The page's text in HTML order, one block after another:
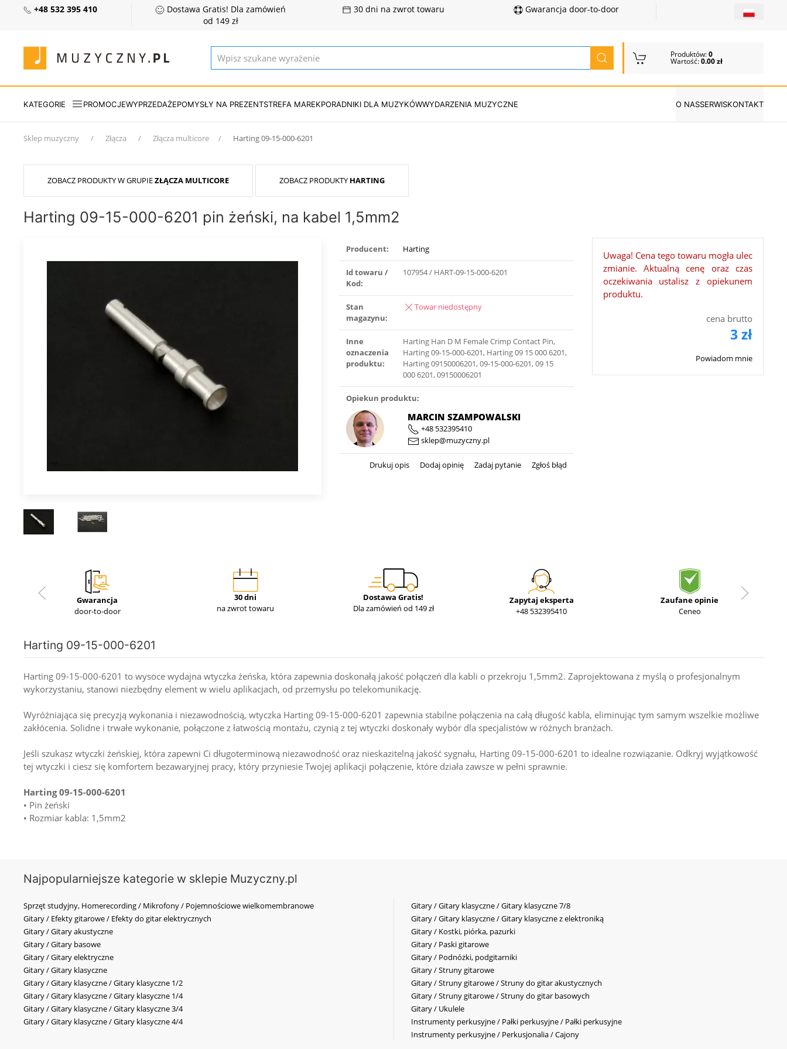
+48 532 395 410
Dostawa Gratis! Dla zamówień
od 149 zł
30 dni na zwrot towaru Gwarancja door-to-door
Produktów:0
Wartość:0.00 zł
KATEGORIE PROMOCJEWYPRZEDAŻEPOMYSŁY NA PREZENTSTREFA MAREKPORADNIKI DLA MUZYKÓWWYDARZENIA MUZYCZNE O NASSERWISKONTAKT
Sklep muzyczny Złącza Złącza multicore Harting 09-15-000-6201
ZOBACZ PRODUKTY W GRUPIEZŁĄCZA MULTICORE ZOBACZ PRODUKTY HARTING
Harting 09-15-000-6201 pin żeński, na kabel 1,5mm2
Producent: Harting
Id towaru /
Kod:
107954 / HART-09-15-000-6201
Stan
magazynu:
Towar niedostępny
Inne
oznaczenia
produktu:
Harting Han D M Female Crimp Contact Pin,
Harting 09-15-000-6201, Harting 09 15 000 6201,
Harting 09150006201, 09-15-000-6201, 09 15
000 6201, 09150006201
Opiekun produktu:
MARCIN SZAMPOWALSKI
+48 532395410
sklep@muzyczny.pl
Drukuj opis Dodaj opinię Zadaj pytanie Zgłoś błąd
Uwaga! Cena tego towaru mogła ulec
zmianie. Aktualną cenę oraz czas
oczekiwania ustalisz z opiekunem
produktu.
cena brutto
3 zł
Powiadom mnie
Gwarancja
door-to-door
30 dni
na zwrot towaru
Dostawa Gratis!
Dla zamówień od 149 zł
Zapytaj eksperta
+48 532395410
Zaufane opinie
Ceneo
Harting 09-15-000-6201
Harting 09-15-000-6201 to wysoce wydajna wtyczka żeńska, która zapewnia doskonałą jakość połączeń dla kabli o przekroju 1,5mm2. Zaprojektowana z myślą o profesjonalnym
wykorzystaniu, stanowi niezbędny element w wielu aplikacjach, od przemysłu po telekomunikację.
Wyróżniająca się precyzją wykonania i niezawodnością, wtyczka Harting 09-15-000-6201 zapewnia stabilne połączenia na całą długość kabla, eliminując tym samym wszelkie możliwe
zakłócenia. Solidne i trwałe wykonanie, połączone z łatwością montażu, czynią z tej wtyczki doskonały wybór dla specjalistów w różnych branżach.
Jeśli szukasz wtyczki żeńskiej, która zapewni Ci długoterminową niezawodność oraz nieskazitelną jakość sygnału, Harting 09-15-000-6201 to idealne rozwiązanie. Odkryj wyjątkowość
tej wtyczki i ciesz się komfortem bezawaryjnej pracy, który przyniesie Twojej aplikacji połączenie, które działa zawsze w pełni sprawnie.
Harting 09-15-000-6201
• Pin żeński
• Rozmiar kabla: 1,5mm2
Najpopularniejsze kategorie w sklepie Muzyczny.pl
Sprzęt studyjny, Homerecording / Mikrofony / Pojemnościowe wielkomembranowe
Gitary / Efekty gitarowe / Efekty do gitar elektrycznych
Gitary / Gitary akustyczne
Gitary / Gitary basowe
Gitary / Gitary elektryczne
Gitary / Gitary klasyczne
Gitary / Gitary klasyczne / Gitary klasyczne 1/2
Gitary / Gitary klasyczne / Gitary klasyczne 1/4
Gitary / Gitary klasyczne / Gitary klasyczne 3/4
Gitary / Gitary klasyczne / Gitary klasyczne 4/4
Gitary / Gitary klasyczne / Gitary klasyczne 7/8
Gitary / Gitary klasyczne / Gitary klasyczne z elektroniką
Gitary / Kostki, piórka, pazurki
Gitary / Paski gitarowe
Gitary / Podnóżki, podgitarniki
Gitary / Struny gitarowe
Gitary / Struny gitarowe / Struny do gitar akustycznych
Gitary / Struny gitarowe / Struny do gitar basowych
Gitary / Ukulele
Instrumenty perkusyjne / Pałki perkusyjne / Pałki perkusyjne
Instrumenty perkusyjne / Perkusjonalia / Cajony